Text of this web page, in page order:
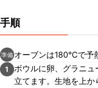
手順
準備 オーブンは180℃で予
1
ボウルに卵、グラニ
立てます。生地を上